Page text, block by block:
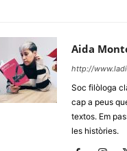
Aida
http://
Soc filòloga
cap a peus
textos. Em
les històries.